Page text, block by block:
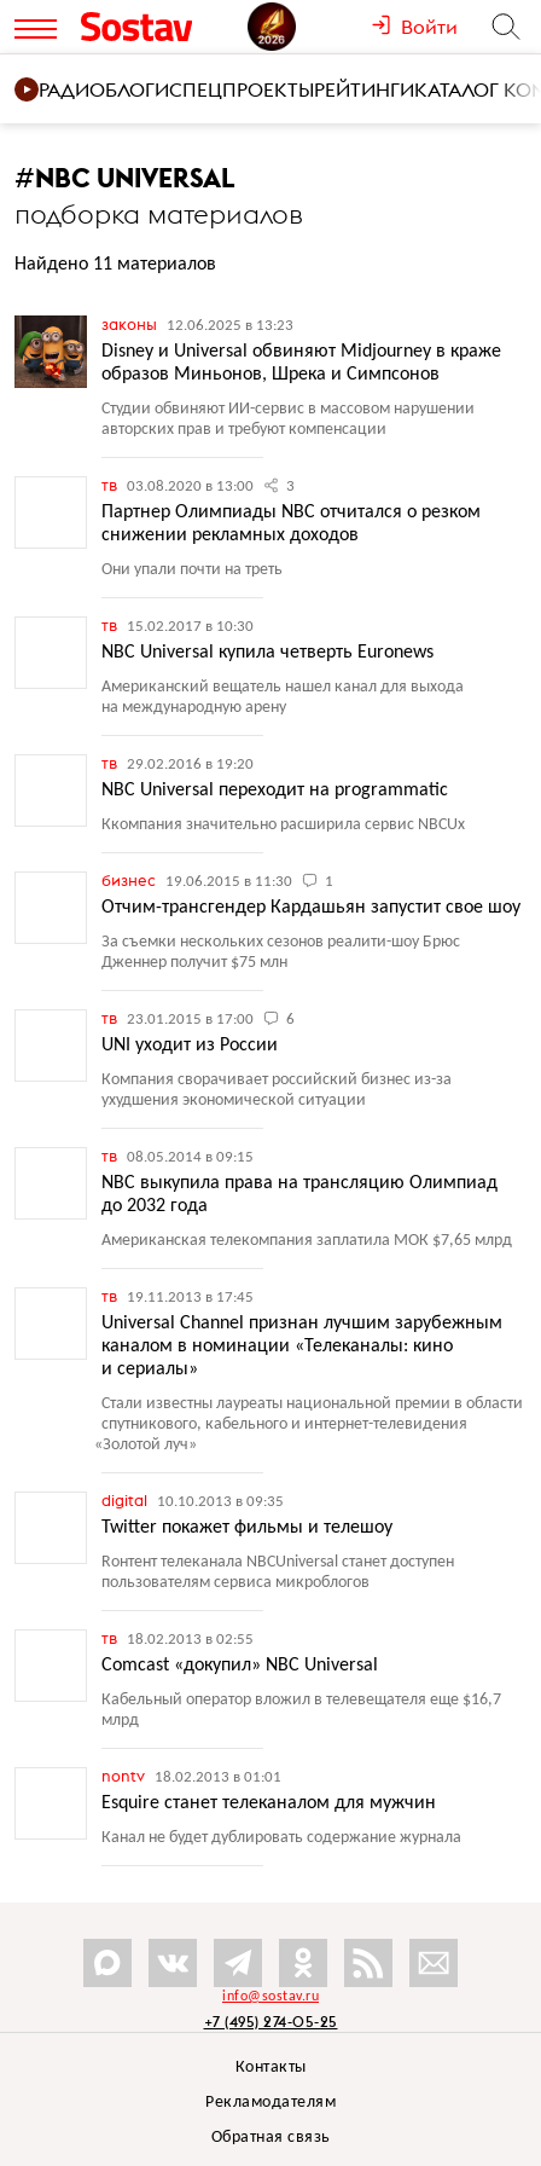
Войти
РАДИОБЛОГИСПЕЦПРОЕКТЫРЕЙТИНГИКАТАЛОГ
#NBC UNIVERSAL
подборка материалов
Найдено 11 материалов
законы 12.06.2025 в 13:23
Disney и Universal обвиняют Midjourney в краже
образов Миньонов, Шрека и Симпсонов
Студии обвиняют ИИ-сервис в массовом нарушении
авторских прав и требуют компенсации
тв 03.08.2020 в 13:00 3
Партнер Олимпиады NBC отчитался о резком
снижении рекламных доходов
Они упали почти на треть
тв 15.02.2017 в 10:30
NBC Universal купила четверть Euronews
Американский вещатель нашел канал для выхода
на международную арену
тв 29.02.2016 в 19:20
NBC Universal переходит на programmatic
Ккомпания значительно расширила сервис NBCUx
бизнес 19.06.2015 в 11:30 1
Отчим-трансгендер Кардашьян запустит свое шоу
За съемки нескольких сезонов реалити-шоу Брюс
Дженнер получит $75 млн
тв 23.01.2015 в 17:00 6
UNI уходит из России
Компания сворачивает российский бизнес из-за
ухудшения экономической ситуации
тв 08.05.2014 в 09:15
NBC выкупила права на трансляцию Олимпиад
до 2032 года
Американская телекомпания заплатила МОК $7,65 млрд
тв 19.11.2013 в 17:45
Universal Channel признан лучшим зарубежным
каналом в номинации «Телеканалы: кино
и сериалы»
Стали известны лауреаты национальной премии в области
спутникового, кабельного и интернет-телевидения
«Золотой луч»
digital 10.10.2013 в 09:35
Twitter покажет фильмы и телешоу
Rонтент телеканала NBCUniversal станет доступен
пользователям сервиса микроблогов
тв 18.02.2013 в 02:55
Comcast «докупил» NBC Universal
Кабельный оператор вложил в телевещателя еще $16,7
млрд
nontv 18.02.2013 в 01:01
Esquire станет телеканалом для мужчин
Канал не будет дублировать содержание журнала
info@sostav.ru
+7 (495) 274-05-25
Контакты
Рекламодателям
Обратная связь